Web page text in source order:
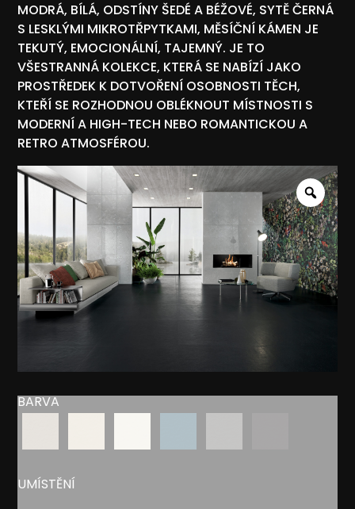
MODRÁ, BÍLÁ, ODSTÍNY ŠEDÉ A BÉŽOVÉ, SYTĚ ČERNÁ
S LESKLÝMI MIKROTŘPYTKAMI, MĚSÍČNÍ KÁMEN JE
TEKUTÝ, EMOCIONÁLNÍ, TAJEMNÝ. JE TO
VŠESTRANNÁ KOLEKCE, KTERÁ SE NABÍZÍ JAKO
PROSTŘEDEK K DOTVOŘENÍ OSOBNOSTI TĚCH,
KTEŘÍ SE ROZHODNOU OBLÉKNOUT MÍSTNOSTI S
MODERNÍ A HIGH-TECH NEBO ROMANTICKOU A
RETRO ATMOSFÉROU.
Zoom
BARVA
UMÍSTĚNÍ